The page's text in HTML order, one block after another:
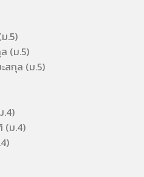
.5)
(ม.5)
กุล (ม.5)
.4)
(ม.4)